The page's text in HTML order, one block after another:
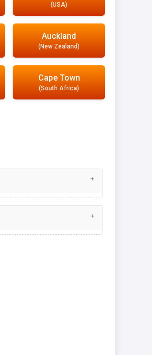
(USA)
Auckland
(New Zealand)
Cape Town
(South Africa)